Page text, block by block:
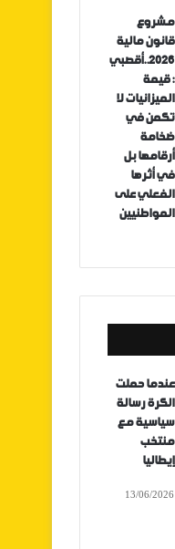
مشروع
قانون مالية
2026..أقصبي
: قيمة
الميزانيات لا
تكمن في
ضخامة
أرقامها بل
في أثرها
الفعلي على
المواطنيين
عندما حملت
الكرة رسالة
سياسية مع
منتخب
إيطاليا
13/06/2026